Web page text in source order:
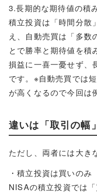
3.長期的な期待値の積
積立投資は「時間分散
え、自動売買は「多数
とで勝率と期待値を積
損益に一喜一憂せず、
です。※自動売買では
が高くなるので今回は
違いは「取引の幅
ただし、両者には大き
・積立投資は買いのみ
NISAの積立投資では